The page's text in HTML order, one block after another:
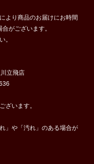
より商品のお届けにお時間
がございます。
。
立飛店
ざいます。
」や「汚れ」のある場合が